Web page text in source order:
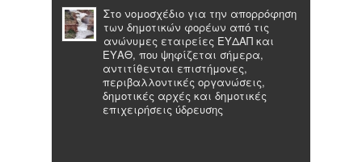
Στο νομοσχέδιο για την απορρόφηση
των δημοτικών φορέων από τις
ανώνυμες εταιρείες ΕΥΔΑΠ και
ΕΥΑΘ, που ψηφίζεται σήμερα,
αντιτίθενται επιστήμονες,
περιβαλλοντικές οργανώσεις,
δημοτικές αρχές και δημοτικές
επιχειρήσεις ύδρευσης